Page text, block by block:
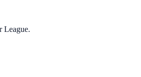
League.